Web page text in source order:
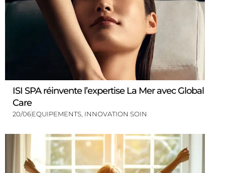
ISI SPA réinvente l’expertise La Mer avec Global
Care
20/06EQUIPEMENTS INNOVATION SOIN